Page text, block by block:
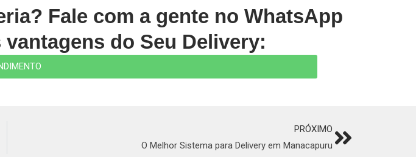
Fale com a gente no WhatsApp
do Seu Delivery:
PRÓXIMO
O Melhor Sistema para Delivery em Manacapuru Next